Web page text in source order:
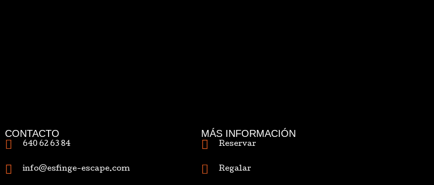
CONTACTO
640 62 63 84
info@esfinge-escape.com
MÁS INFORMACIÓN
Reservar
Regalar